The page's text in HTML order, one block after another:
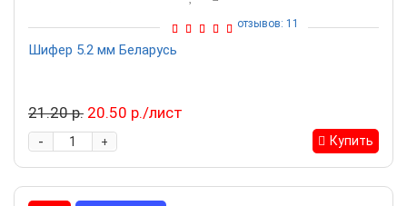
Шифер 5.2 мм Беларусь
отзывов: 11
21.20 р. 20.50 р./лист
+
- Купить